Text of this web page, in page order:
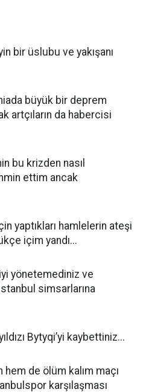
bir üslubu ve yakışanı
büyük bir deprem
artçıların da habercisi
bu krizden nasıl
ettim ancak
yaptıkları hamlelerin ateşi
içim yandı...
yönetemediniz ve
simsarlarına
Bytyqi’yi kaybettiniz...
de ölüm kalım maçı
karşılaşması